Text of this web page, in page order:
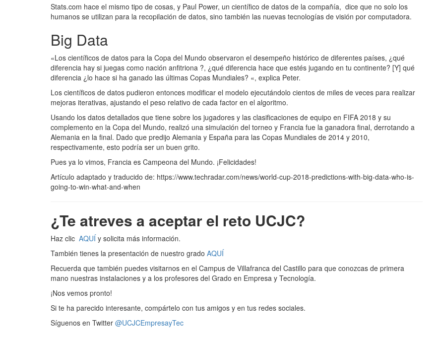
Stats.com hace el mismo tipo de cosas, y Paul Power, un científico de datos de la compañía, dice que no solo los
humanos se utilizan para la recopilación de datos, sino también las nuevas tecnologías de visión por computadora.
Big Data
«Los científicos de datos para la Copa del Mundo observaron el desempeño histórico de diferentes países, ¿qué
diferencia hay si juegas como nación anfitriona ?, ¿qué diferencia hace que estés jugando en tu continente? [Y] qué
diferencia ¿lo hace si ha ganado las últimas Copas Mundiales? «, explica Peter.
Los científicos de datos pudieron entonces modificar el modelo ejecutándolo cientos de miles de veces para realizar
mejoras iterativas, ajustando el peso relativo de cada factor en el algoritmo.
Usando los datos detallados que tiene sobre los jugadores y las clasificaciones de equipo en FIFA 2018 y su
complemento en la Copa del Mundo, realizó una simulación del torneo y Francia fue la ganadora final, derrotando a
Alemania en la final. Dado que predijo Alemania y España para las Copas Mundiales de 2014 y 2010,
respectivamente, esto podría ser un buen grito.
Pues ya lo vimos, Francia es Campeona del Mundo. ¡Felicidades!
Artículo adaptado y traducido de: https://www.techradar.com/news/world-cup-2018-predictions-with-big-data-who-is-
going-to-win-what-and-when
¿Te atreves a aceptar el reto UCJC?
Haz clic AQUÍ y solicita más información.
También tienes la presentación de nuestro grado AQUÍ
Recuerda que también puedes visitarnos en el Campus de Villafranca del Castillo para que conozcas de primera
mano nuestras instalaciones y a los profesores del Grado en Empresa y Tecnología.
¡Nos vemos pronto!
Si te ha parecido interesante, compártelo con tus amigos y en tus redes sociales.
Síguenos en Twitter @UCJCEmpresayTec